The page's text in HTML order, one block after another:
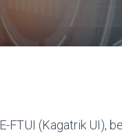
FTUI (Kagatrik UI),